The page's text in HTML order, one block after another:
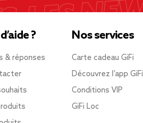
?
& réponses
Nos services
Carte cadeau GiFi
Découvrez l’app GiFi
Conditions VIP
GiFi Loc